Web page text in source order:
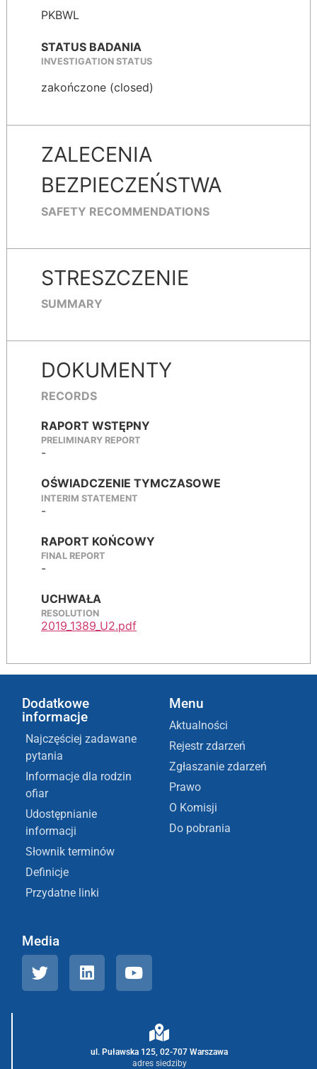
PKBWL
STATUS BADANIA
INVESTIGATION STATUS
zakończone (closed)
ZALECENIA
BEZPIECZEŃSTWA
SAFETY RECOMMENDATIONS
STRESZCZENIE
SUMMARY
DOKUMENTY
RECORDS
RAPORT WSTĘPNY
PRELIMINARY REPORT
-
OŚWIADCZENIE TYMCZASOWE
INTERIM STATEMENT
-
RAPORT KOŃCOWY
FINAL REPORT
-
UCHWAŁA
RESOLUTION
2019_1389_U2.pdf
Dodatkowe
informacje
Najczęściej zadawane
pytania
Informacje dla rodzin
ofiar
Udostępnianie
informacji
Słownik terminów
Definicje
Przydatne linki
Menu
Aktualności
Rejestr zdarzeń
Zgłaszanie zdarzeń
Prawo
O Komisji
Do pobrania
Media
ul. Puławska 125, 02-707 Warszawa
adres siedziby